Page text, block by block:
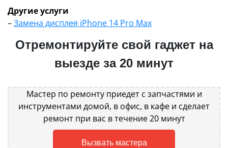
Другие услуги
–Замена дисплея iPhone 14 Pro Max
Отремонтируйте свой гаджет на
выезде за 20 минут
Мастер по ремонту приедет с запчастями и
инструментами домой, в офис, в кафе и сделает
ремонт при вас в течение 20 минут
Вызвать мастера